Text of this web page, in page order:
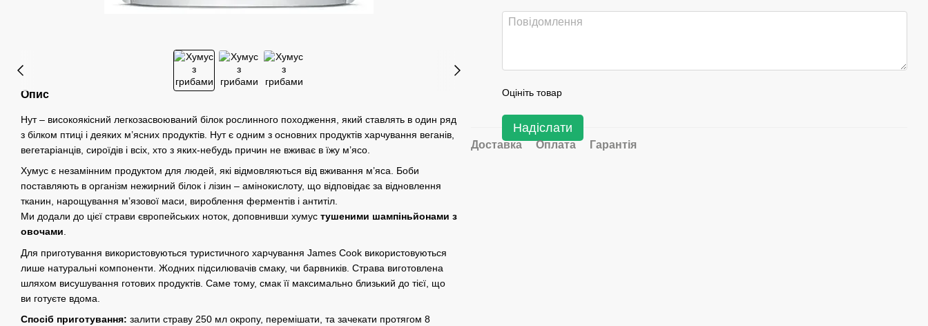
Опис
Нут – високоякісний легкозасвоюваний білок рослинного походження, який ставлять в один ряд
з білком птиці і деяких м’ясних продуктів. Нут є одним з основних продуктів харчування веганів,
вегетаріанців, сироїдів і всіх, хто з яких-небудь причин не вживає в їжу м’ясо.
Хумус є незамінним продуктом для людей, які відмовляються від вживання м’яса. Боби
поставляють в організм нежирний білок і лізин – амінокислоту, що відповідає за відновлення
тканин, нарощування м’язової маси, вироблення ферментів і антитіл.
Ми додали до цієї страви європейських ноток, доповнивши хумус тушеними шампіньйонами з
овочами.
Для приготування використовуються туристичного харчування James Cook використовуються
лише натуральні компоненти. Жодних підсилювачів смаку, чи барвників. Страва виготовлена
шляхом висушування готових продуктів. Саме тому, смак її максимально близький до тієї, що
ви готуєте вдома.
Спосіб приготування: залити страву 250 мл окропу, перемішати, та зачекати протягом 8
Оцініть товар
Надіслати
Доставка Оплата Гарантія